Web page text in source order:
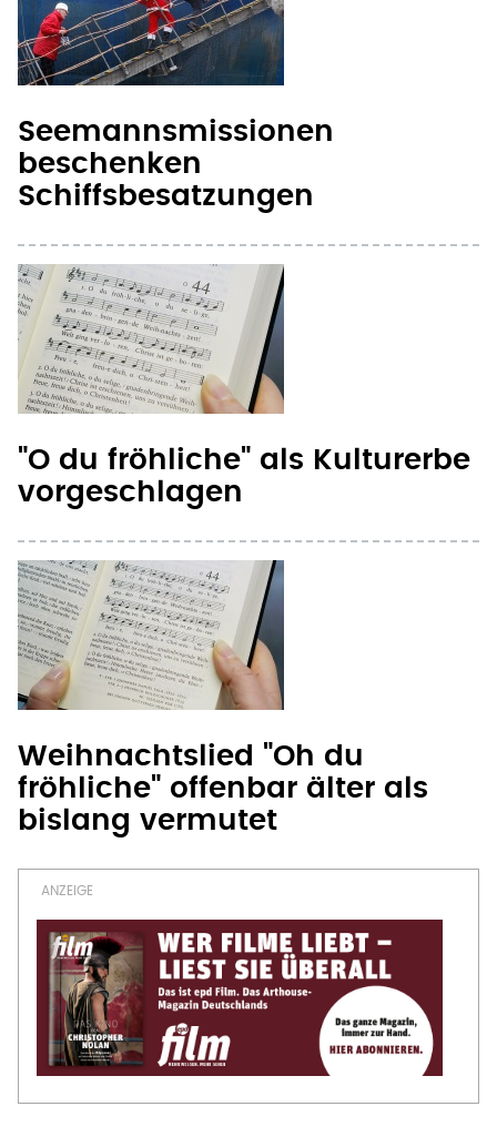
Seemannsmissionen
beschenken
Schiffsbesatzungen
"O du fröhliche" als Kulturerbe
vorgeschlagen
Weihnachtslied "Oh du
fröhliche" offenbar älter als
bislang vermutet
OFT GELESEN